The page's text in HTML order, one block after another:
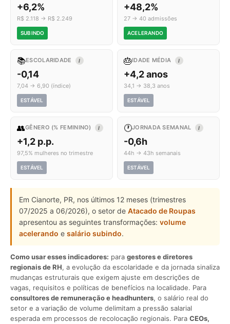
+6,2%
R$ 2.118 → R$ 2.249
SUBINDO
+48,2%
27 → 40 admissões
ACELERANDO
📚ESCOLARIDADE I
-0,14
7,04 → 6,90 (índice)
ESTÁVEL
🎂IDADE MÉDIA I
+4,2 anos
34,1 → 38,3 anos
ESTÁVEL
👥GÊNERO (% FEMININO) I
+1,2 p.p.
97,5% mulheres no trimestre
ESTÁVEL
🕐JORNADA SEMANAL I
-0,6h
44h → 43h semanais
ESTÁVEL
Em Cianorte, PR, nos últimos 12 meses (trimestres
07/2025 a 06/2026), o setor de Atacado de Roupas
apresentou as seguintes transformações: volume
acelerando e salário subindo.
Como usar esses indicadores: para gestores e diretores
regionais de RH, a evolução da escolaridade e da jornada sinaliza
mudanças estruturais que exigem ajuste em descrições de
vagas, requisitos e políticas de benefícios na localidade. Para
consultores de remuneração e headhunters, o salário real do
setor e a variação de volume delimitam a pressão salarial
esperada em processos de recolocação regionais. Para CEOs,